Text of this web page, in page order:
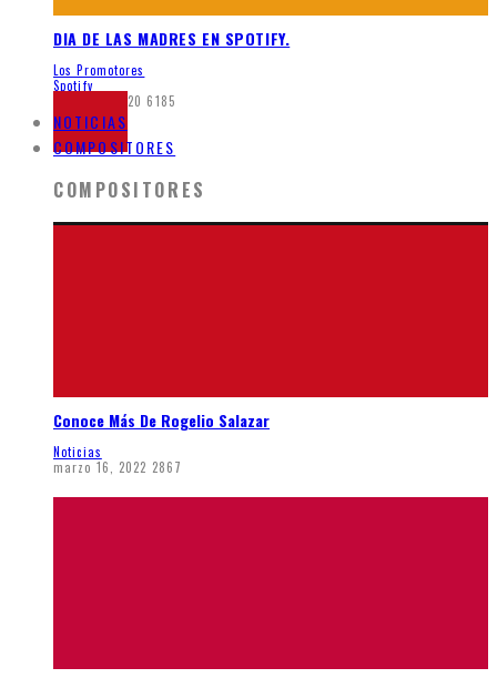
DIA DE LAS MADRES EN SPOTIFY.
Los Promotores
Spotify
mayo 26, 2020 6185
NOTICIAS
COMPOSITORES
COMPOSITORES
Conoce Más De Rogelio Salazar
Noticias
marzo 16, 2022 2867